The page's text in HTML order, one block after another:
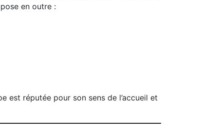
en outre :
est réputée pour son sens de l’accueil et